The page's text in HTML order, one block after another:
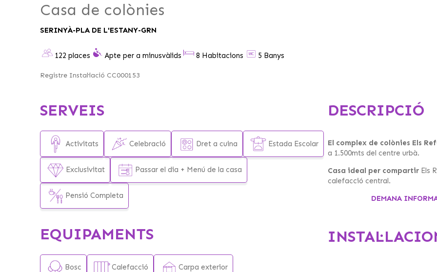
Casa de colònies
SERINYÀ-PLA DE L'ESTANY-GRN
122 places Apte per a minusvàlids 8 Habitacions 5 Banys
Registre Instal·lació CC000153
SERVEIS
Activitats Celebració Dret a cuina Estada Escolar
Exclusivitat Passar el dia + Menú de la casa
Pensió Completa
EQUIPAMENTS
Bosc Calefacció Carpa exterior
DESCRIPCIÓ
El complex de colònies Els
a 1.500mts del centre urbà.
Casa ideal per compartir Els
calefacció central.
DEMANA